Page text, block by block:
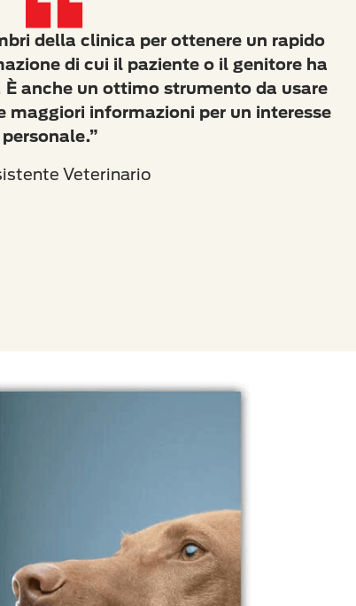
della clinica per ottenere un rapido
di cui il paziente o il genitore ha
anche un ottimo strumento da usare
maggiori informazioni per un interesse
personale.”
Veterinario